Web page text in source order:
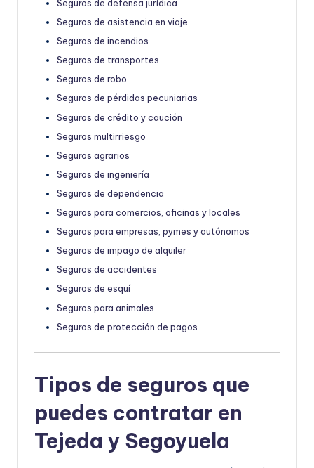
Seguros de defensa jurídica
Seguros de asistencia en viaje
Seguros de incendios
Seguros de transportes
Seguros de robo
Seguros de pérdidas pecuniarias
Seguros de crédito y caución
Seguros multirriesgo
Seguros agrarios
Seguros de ingeniería
Seguros de dependencia
Seguros para comercios, oficinas y locales
Seguros para empresas, pymes y autónomos
Seguros de impago de alquiler
Seguros de accidentes
Seguros de esquí
Seguros para animales
Seguros de protección de pagos
Tipos de seguros que
puedes contratar en
Tejeda y Segoyuela